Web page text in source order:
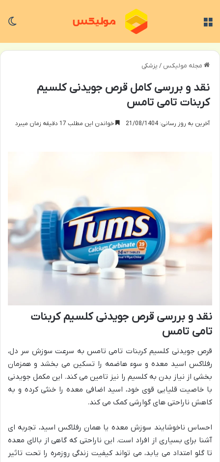
مجله مولیکس / پزشکی
نقد و بررسی کامل قرص جویدنی کلسیم
کربنات تامی تامس
آخرین به روز رسانی: 21/08/1404 خواندن این مطلب 17 دقیقه زمان میبرد
نقد و بررسی قرص جویدنی کلسیم کربنات
تامی تامس
قرص جویدنی کلسیم کربنات تامی تامس به سرعت سوزش سر دل،
رفلاکس اسید معده و سوء هاضمه را تسکین می بخشد و همزمان
بخشی از نیاز بدن به کلسیم را نیز تامین می کند. این مکمل جویدنی
با خاصیت قلیایی قوی خود، اسید اضافی معده را خنثی کرده و به
کاهش ناراحتی های گوارشی کمک می کند.
احساس ناخوشایند سوزش معده یا همان رفلاکس اسید، تجربه ای
آشنا برای بسیاری از افراد است. این ناراحتی که گاهی از بالای معده
تا گلو امتداد می یابد، می تواند کیفیت زندگی روزمره را تحت تاثیر